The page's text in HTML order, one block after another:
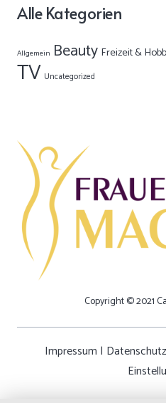
Alle Kategorien
Allgemein Beauty Freizeit &
TV Uncategorized
Copyright © 2021
Impressum | Datenschutz